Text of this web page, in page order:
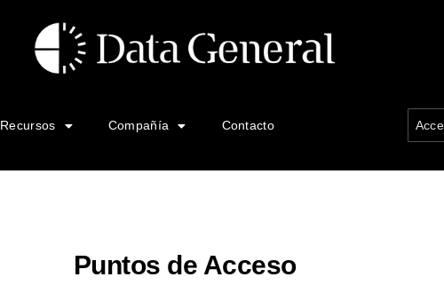
Recursos Compañía Contacto
Puntos de Acceso